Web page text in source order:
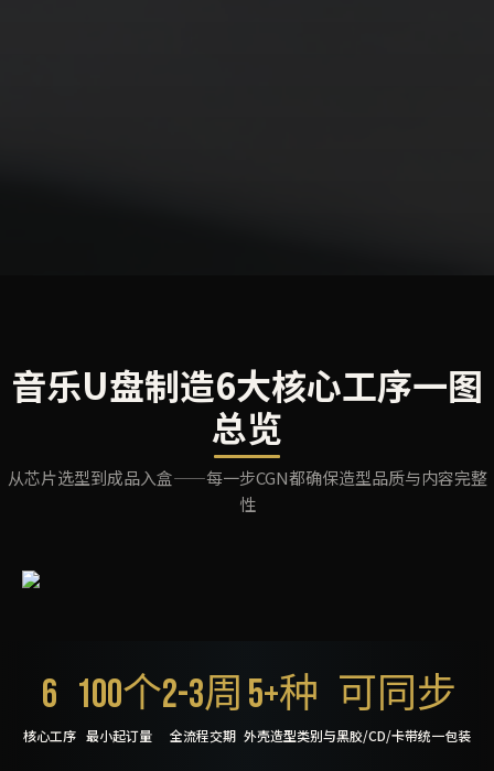
音乐U盘制造6大核心工序一图
总览
从芯片选型到成品入盒——每一步CGN都确保造型品质与内容完整
性
6
核心工序
100个
最小起订量
2-3周
全流程交期
5+种
外壳造型类别
可同步
与黑胶/CD/卡带统一包装